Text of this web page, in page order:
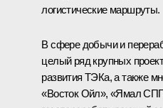
логистические маршруты.
В сфере добычи и
целый ряд крупных
развития ТЭКа, а также
«Восток Ойл», «Ямал